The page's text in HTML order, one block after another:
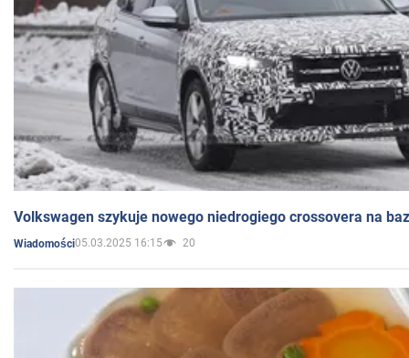
Volkswagen szykuje nowego niedrogiego crossovera na
Wiadomości05.03.2025 16:15 20